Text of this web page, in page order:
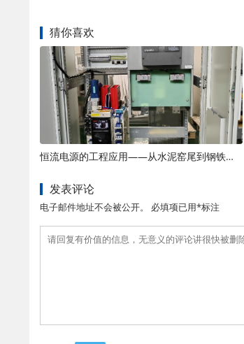
猜你喜欢
恒流电源的工程应用——从水泥窑尾到钢铁烧结
发表评论
电子邮件地址不会被公开。 必填项已用*标注